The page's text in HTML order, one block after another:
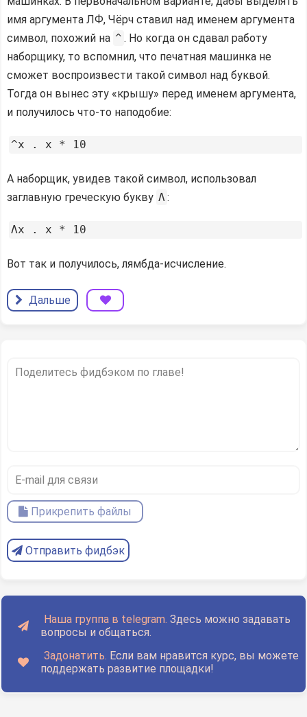
имя аргумента ЛФ, Чёрч ставил над именем аргумента
символ, похожий на ^ . Но когда он сдавал работу
наборщику, то вспомнил, что печатная машинка не
сможет воспроизвести такой символ над буквой.
Тогда он вынес эту «крышу» перед именем аргумента,
и получилось что-то наподобие:
А наборщик, увидев такой символ, использовал
заглавную греческую букву Λ:
Вот так и получилось, лямбда-исчисление.
Дальше
Прикрепить файлы
Отправить фидбэк
Наша группа в telegram. Здесь можно задавать
вопросы и общаться.
Задонатить. Если вам нравится курс, вы можете
поддержать развитие площадки!